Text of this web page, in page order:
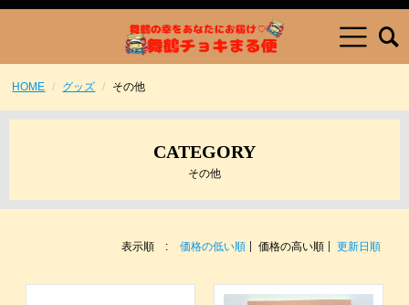
HOME グッズ その他
CATEGORY
その他
表示順 : 価格の低い順 価格の高い順 更新日順